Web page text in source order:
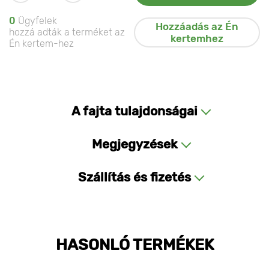
0 Ügyfelek
hozzá adták a terméket az
Én kertem-hez
Hozzáadás az Én
kertemhez
A fajta tulajdonságai
Megjegyzések
Szállítás és fizetés
HASONLÓ TERMÉKEK